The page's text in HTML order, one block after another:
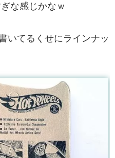
な感じかなｗ
いてるくせにラインナッ